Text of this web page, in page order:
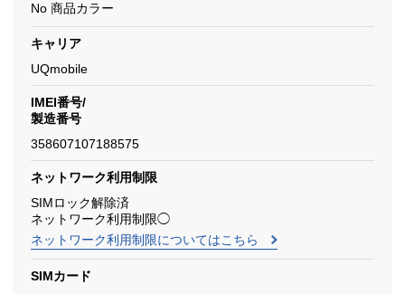
No 商品カラー
キャリア
UQmobile
IMEI番号/
製造番号
358607107188575
ネットワーク利用制限
SIMロック解除済
ネットワーク利用制限◯
ネットワーク利用制限についてはこちら
SIMカード